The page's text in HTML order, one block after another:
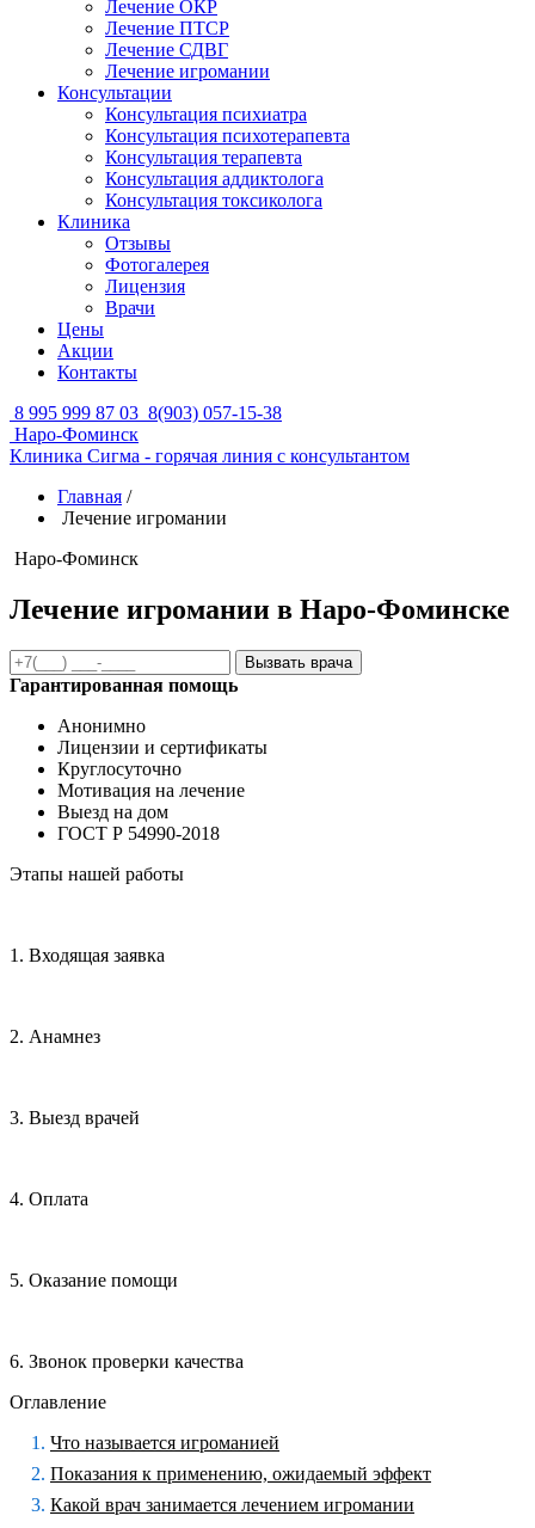
Лечение ОКР
Лечение ПТСР
Лечение СДВГ
Лечение игромании
Консультации
Консультация психиатра
Консультация психотерапевта
Консультация терапевта
Консультация аддиктолога
Консультация токсиколога
Клиника
Отзывы
Фотогалерея
Лицензия
Врачи
Цены
Акции
Контакты
8 995 999 87 03 8(903) 057-15-38
Наро-Фоминск
Клиника Сигма - горячая линия с консультантом
Главная /
Лечение игромании
Наро-Фоминск
Лечение игромании в Наро-Фоминске
Вызвать врача
Гарантированная помощь
Анонимно
Лицензии и сертификаты
Круглосуточно
Мотивация на лечение
Выезд на дом
ГОСТ Р 54990-2018
Этапы нашей работы
1. Входящая заявка
2. Анамнез
3. Выезд врачей
4. Оплата
5. Оказание помощи
6. Звонок проверки качества
Оглавление
Что называется игроманией
Показания к применению, ожидаемый эффект
Какой врач занимается лечением игромании